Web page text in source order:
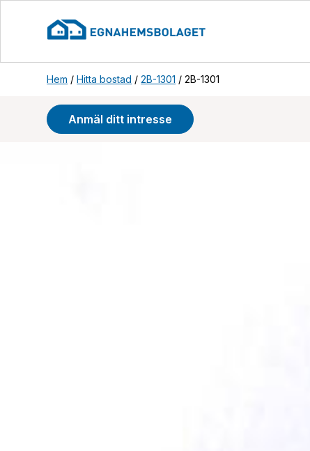
Hem /Hitta bostad /2B-1301 /2B-1301
Anmäl ditt intresse